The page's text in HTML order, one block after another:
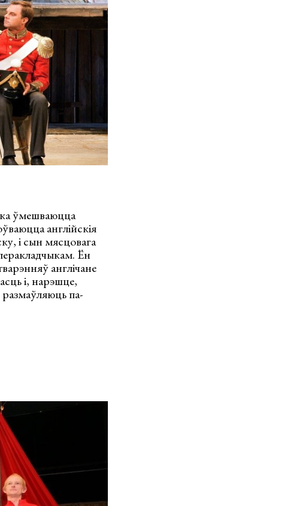
ўмешваюцца
англійскія
і сын мясцовага
Ён
англічане
і, нарэшце,
размаўляюць па-